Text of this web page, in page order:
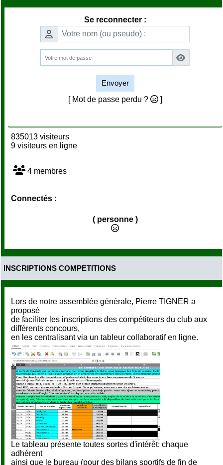
Se reconnecter :
Envoyer
[ Mot de passe perdu ?
]
835013 visiteurs
9 visiteurs en ligne
4 membres
Connectés :
( personne )
INSCRIPTIONS COMPETITIONS
Lors de notre assemblée générale, Pierre TIGNER a
proposé
de faciliter les inscriptions des compétiteurs du club aux
différents concours,
en les centralisant via un tableur collaboratif en ligne.
Le tableau présente toutes sortes d'intérêt: chaque
adhérent
ainsi que le bureau (pour des bilans sportifs de fin de